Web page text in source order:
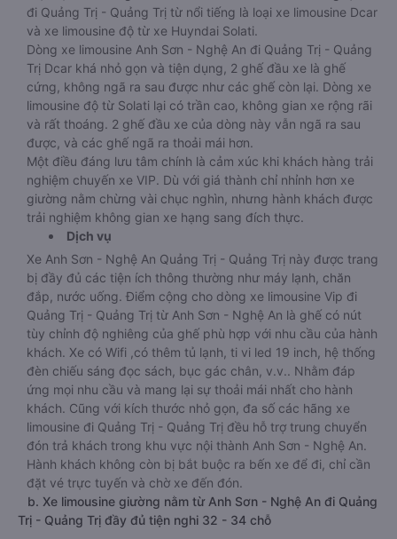
đi Quảng Trị - Quảng Trị từ nổi tiếng là loại xe limousine Dcar
và xe limousine độ từ xe Huyndai Solati.
Dòng xe limousine Anh Sơn - Nghệ An đi Quảng Trị - Quảng
Trị Dcar khá nhỏ gọn và tiện dụng, 2 ghế đầu xe là ghế
cứng, không ngã ra sau được như các ghế còn lại. Dòng xe
limousine độ từ Solati lại có trần cao, không gian xe rộng rãi
và rất thoáng. 2 ghế đầu xe của dòng này vẫn ngã ra sau
được, và các ghế ngã ra thoải mái hơn.
Một điều đáng lưu tâm chính là cảm xúc khi khách hàng trải
nghiệm chuyến xe VIP. Dù với giá thành chỉ nhỉnh hơn xe
giường nằm chừng vài chục nghìn, nhưng hành khách được
trải nghiệm không gian xe hạng sang đích thực.
Dịch vụ
Xe Anh Sơn - Nghệ An Quảng Trị - Quảng Trị này được trang
bị đầy đủ các tiện ích thông thường như máy lạnh, chăn
đắp, nước uống. Điểm cộng cho dòng xe limousine Vip đi
Quảng Trị - Quảng Trị từ Anh Sơn - Nghệ An là ghế có nút
tùy chỉnh độ nghiêng của ghế phù hợp với nhu cầu của hành
khách. Xe có Wifi ,có thêm tủ lạnh, ti vi led 19 inch, hệ thống
đèn chiếu sáng đọc sách, bục gác chân, v.v.. Nhằm đáp
ứng mọi nhu cầu và mang lại sự thoải mái nhất cho hành
khách. Cũng với kích thước nhỏ gọn, đa số các hãng xe
limousine đi Quảng Trị - Quảng Trị đều hỗ trợ trung chuyển
đón trả khách trong khu vực nội thành Anh Sơn - Nghệ An.
Hành khách không còn bị bắt buộc ra bến xe để đi, chỉ cần
đặt vé trực tuyến và chờ xe đến đón.
b. Xe limousine giường nằm từ Anh Sơn - Nghệ An đi Quảng
Trị - Quảng Trị đầy đủ tiện nghi 32 - 34 chỗ